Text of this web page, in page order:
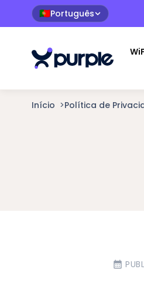
🇵🇹Português
Início >Política de